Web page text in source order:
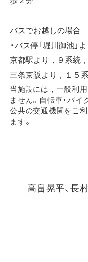
バスでお越しの場合
・バス停「堀川御池」
京都駅より，９系統
三条京阪より，１５
当施設には，一般利
ません。自転車・バイ
公共の交通機関をご
ます。
高畠晃平、長